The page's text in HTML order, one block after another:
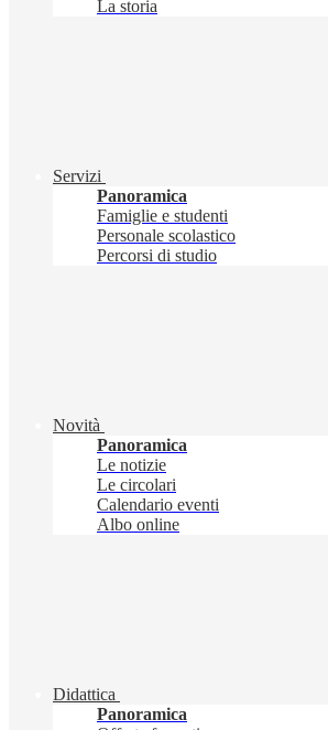
La storia
Servizi
Panoramica
Famiglie e studenti
Personale scolastico
Percorsi di studio
Novità
Panoramica
Le notizie
Le circolari
Calendario eventi
Albo online
Didattica
Panoramica